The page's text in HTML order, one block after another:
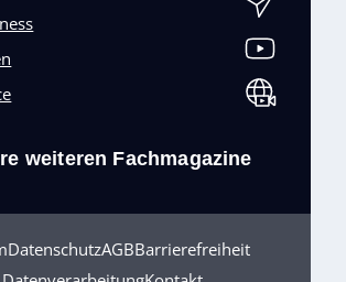
weiteren Fachmagazine
DatenschutzAGBBarrierefreiheit